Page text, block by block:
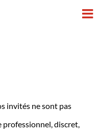
invités ne sont pas
professionnel, discret,